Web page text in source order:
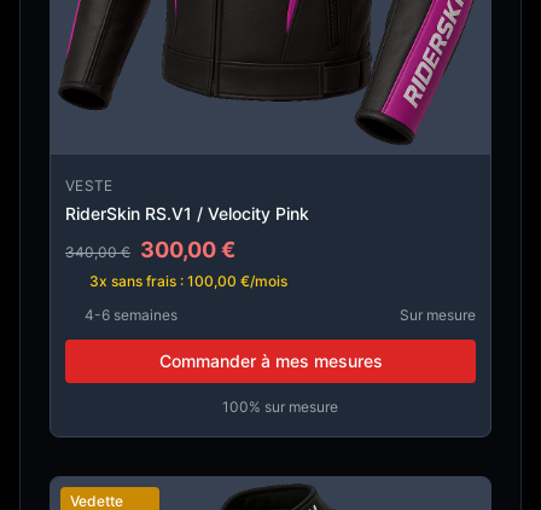
VESTE
RiderSkin RS.V1 / Velocity Pink
340,00 € 300,00 €
3x sans frais : 100,00 €/mois
4-6 semaines
Sur mesure
Commander à mes mesures
100% sur mesure
Vedette